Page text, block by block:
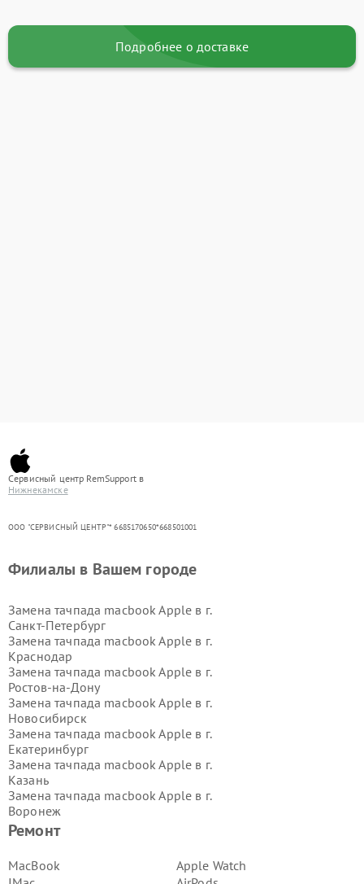
Подробнее о доставке
Сервисный центр RemSupport в
Нижнекамске
ООО "СЕРВИСНЫЙ ЦЕНТР"* 6685170650*668501001
Ремонт
MacBook
Apple Watch
Филиалы в Вашем городе
Замена тачпада macbook Apple в г.
Санкт-Петербург
Замена тачпада macbook Apple в г.
Краснодар
Замена тачпада macbook Apple в г.
Ростов-на-Дону
Замена тачпада macbook Apple в г.
Новосибирск
Замена тачпада macbook Apple в г.
Екатеринбург
Замена тачпада macbook Apple в г.
Казань
Замена тачпада macbook Apple в г.
Воронеж
Замена тачпада macbook Apple в г.
Замена тачпада macbook Apple в г.
Самара